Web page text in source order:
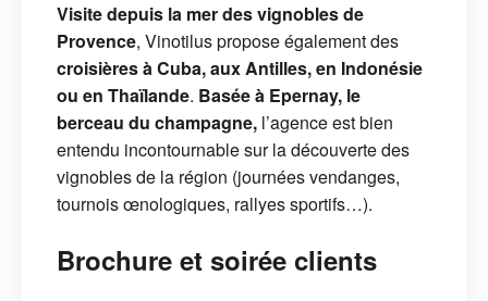
Visite depuis la mer des vignobles de
Provence, Vinotilus propose également des
croisières à Cuba, aux Antilles, en Indonésie
ou en Thaïlande. Basée à Epernay, le
berceau du champagne, l’agence est bien
entendu incontournable sur la découverte des
vignobles de la région (journées vendanges,
tournois œnologiques, rallyes sportifs…).
Brochure et soirée clients